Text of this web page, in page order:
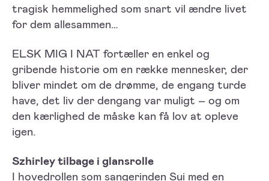
tragisk hemmelighed som snart vil ændre livet
for dem allesammen…
ELSK MIG I NAT fortæller en enkel og
gribende historie om en række mennesker, der
bliver mindet om de drømme, de engang turde
have, det liv der dengang var muligt – og om
den kærlighed de måske kan få lov at opleve
igen.
Szhirley tilbage i glansrolle
I hovedrollen som sangerinden Sui med en